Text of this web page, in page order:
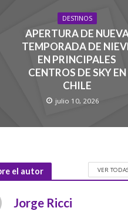
DESTINOS
APERTURA DE
TEMPORADA DE
EN PRINCIPALES
CENTROS DE SKY EN
CHILE
julio 10, 2026
el autor VER
Jorge Ricci